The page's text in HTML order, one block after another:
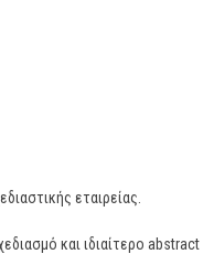
εταιρείας.
και ιδιαίτερο abstract